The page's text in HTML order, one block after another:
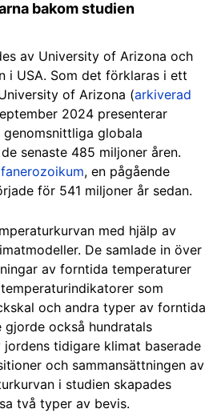
bakom studien
av University of Arizona och
i USA. Som det förklaras i ett
of Arizona (arkiverad
2024 presenterar
globala
senaste 485 miljoner åren.
fanerozoikum, en pågående
för 541 miljoner år sedan.
med hjälp av
De samlade in över
av forntida temperaturer
som
och andra typer av forntida
också hundratals
tidigare klimat baserade
och sammansättningen av
i studien skapades
två typer av bevis.